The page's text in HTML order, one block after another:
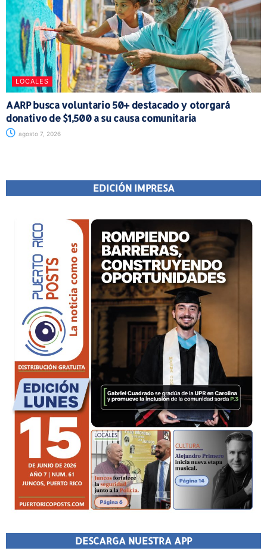
LOCALES
AARP busca voluntario 50+ destacado y otorgará
donativo de $1,500 a su causa comunitaria
agosto 7, 2026
EDICIÓN IMPRESA
DESCARGA NUESTRA APP